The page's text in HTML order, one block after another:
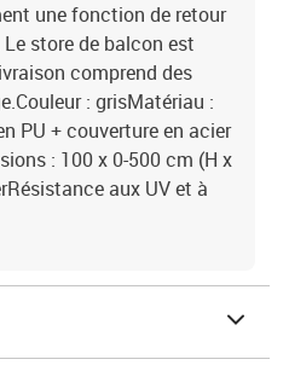
une fonction de retour
store de balcon est
comprend des
: grisMatériau :
PU + couverture en acier
: 100 x 0-500 cm (H x
aux UV et à